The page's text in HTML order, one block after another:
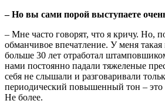
– Но вы сами порой выступаете
– Мне часто говорят, что я кричу. Но,
обманчивое впечатление. У меня
больше 30 лет отработал
нами постоянно падали тяжеленые
себя не слышали и разговаривали
периодический повышенный тон – это
Не более.